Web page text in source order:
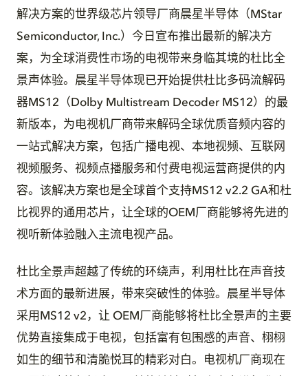
解决方案的世界级芯片领导厂商晨星半导体（MStar
Semiconductor, Inc.）今日宣布推出最新的解决方
案，为全球消费性市场的电视带来身临其境的杜比全
景声体验。晨星半导体现已开始提供杜比多码流解码
器MS12（Dolby Multistream Decoder MS12）的最
新版本，为电视机厂商带来解码全球优质音频内容的
一站式解决方案，包括广播电视、本地视频、互联网
视频服务、视频点播服务和付费电视运营商提供的内
容。该解决方案也是全球首个支持MS12 v2.2 GA和杜
比视界的通用芯片，让全球的OEM厂商能够将先进的
视听新体验融入主流电视产品。
杜比全景声超越了传统的环绕声，利用杜比在声音技
术方面的最新进展，带来突破性的体验。晨星半导体
采用MS12 v2，让 OEM厂商能够将杜比全景声的主要
优势直接集成于电视，包括富有包围感的声音、栩栩
如生的细节和清脆悦耳的精彩对白。电视机厂商现在